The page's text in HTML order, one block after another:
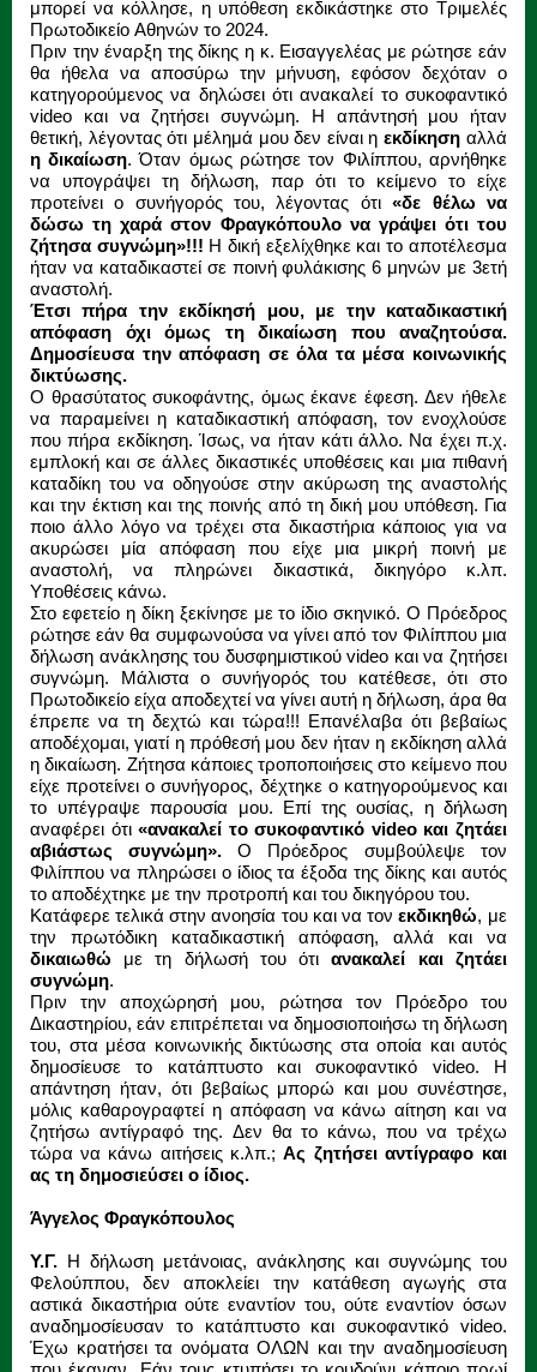
μπορεί να κόλλησε, η υπόθεση εκδικάστηκε στο Τριμελές
Πρωτοδικείο Αθηνών το 2024.
Πριν την έναρξη της δίκης η κ. Εισαγγελέας με ρώτησε εάν
θα ήθελα να αποσύρω την μήνυση, εφόσον δεχόταν ο
κατηγορούμενος να δηλώσει ότι ανακαλεί το συκοφαντικό
video και να ζητήσει συγνώμη. Η απάντησή μου ήταν
θετική, λέγοντας ότι μέλημά μου δεν είναι η εκδίκηση αλλά
η δικαίωση. Όταν όμως ρώτησε τον Φιλίππου, αρνήθηκε
να υπογράψει τη δήλωση, παρ ότι το κείμενο το είχε
προτείνει ο συνήγορός του, λέγοντας ότι «δε θέλω να
δώσω τη χαρά στον Φραγκόπουλο να γράψει ότι του
ζήτησα συγνώμη»!!! Η δική εξελίχθηκε και το αποτέλεσμα
ήταν να καταδικαστεί σε ποινή φυλάκισης 6 μηνών με 3ετή
αναστολή.
Έτσι πήρα την εκδίκησή μου, με την καταδικαστική
απόφαση όχι όμως τη δικαίωση που αναζητούσα.
Δημοσίευσα την απόφαση σε όλα τα μέσα κοινωνικής
δικτύωσης.
Ο θρασύτατος συκοφάντης, όμως έκανε έφεση. Δεν ήθελε
να παραμείνει η καταδικαστική απόφαση, τον ενοχλούσε
που πήρα εκδίκηση. Ίσως, να ήταν κάτι άλλο. Να έχει π.χ.
εμπλοκή και σε άλλες δικαστικές υποθέσεις και μια πιθανή
καταδίκη του να οδηγούσε στην ακύρωση της αναστολής
και την έκτιση και της ποινής από τη δική μου υπόθεση. Για
ποιο άλλο λόγο να τρέχει στα δικαστήρια κάποιος για να
ακυρώσει μία απόφαση που είχε μια μικρή ποινή με
αναστολή, να πληρώνει δικαστικά, δικηγόρο κ.λπ.
Υποθέσεις κάνω.
Στο εφετείο η δίκη ξεκίνησε με το ίδιο σκηνικό. Ο Πρόεδρος
ρώτησε εάν θα συμφωνούσα να γίνει από τον Φιλίππου μια
δήλωση ανάκλησης του δυσφημιστικού video και να ζητήσει
συγνώμη. Μάλιστα ο συνήγορός του κατέθεσε, ότι στο
Πρωτοδικείο είχα αποδεχτεί να γίνει αυτή η δήλωση, άρα θα
έπρεπε να τη δεχτώ και τώρα!!! Επανέλαβα ότι βεβαίως
αποδέχομαι, γιατί η πρόθεσή μου δεν ήταν η εκδίκηση αλλά
η δικαίωση. Ζήτησα κάποιες τροποποιήσεις στο κείμενο που
είχε προτείνει ο συνήγορος, δέχτηκε ο κατηγορούμενος και
το υπέγραψε παρουσία μου. Επί της ουσίας, η δήλωση
αναφέρει ότι «ανακαλεί το συκοφαντικό video και ζητάει
αβιάστως συγνώμη». Ο Πρόεδρος συμβούλεψε τον
Φιλίππου να πληρώσει ο ίδιος τα έξοδα της δίκης και αυτός
το αποδέχτηκε με την προτροπή και του δικηγόρου του.
Κατάφερε τελικά στην ανοησία του και να τον εκδικηθώ, με
την πρωτόδικη καταδικαστική απόφαση, αλλά και να
δικαιωθώ με τη δήλωσή του ότι ανακαλεί και ζητάει
συγνώμη.
Πριν την αποχώρησή μου, ρώτησα τον Πρόεδρο του
Δικαστηρίου, εάν επιτρέπεται να δημοσιοποιήσω τη δήλωση
του, στα μέσα κοινωνικής δικτύωσης στα οποία και αυτός
δημοσίευσε το κατάπτυστο και συκοφαντικό video. Η
απάντηση ήταν, ότι βεβαίως μπορώ και μου συνέστησε,
μόλις καθαρογραφτεί η απόφαση να κάνω αίτηση και να
ζητήσω αντίγραφό της. Δεν θα το κάνω, που να τρέχω
τώρα να κάνω αιτήσεις κ.λπ.; Ας ζητήσει αντίγραφο και
ας τη δημοσιεύσει ο ίδιος.
Άγγελος Φραγκόπουλος
Υ.Γ. Η δήλωση μετάνοιας, ανάκλησης και συγνώμης του
Φελούππου, δεν αποκλείει την κατάθεση αγωγής στα
αστικά δικαστήρια ούτε εναντίον του, ούτε εναντίον όσων
αναδημοσίευσαν το κατάπτυστο και συκοφαντικό video.
Έχω κρατήσει τα ονόματα ΟΛΩΝ και την αναδημοσίευση